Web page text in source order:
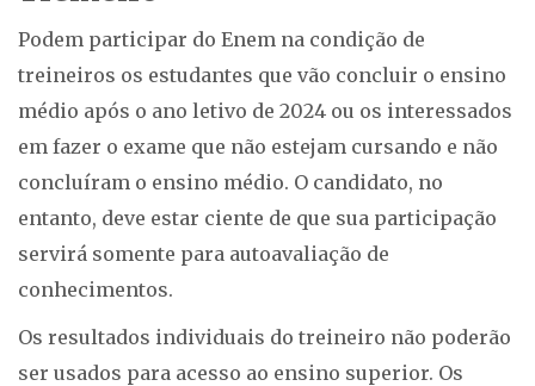
Podem participar do Enem na condição de
treineiros os estudantes que vão concluir o ensino
médio após o ano letivo de 2024 ou os interessados
em fazer o exame que não estejam cursando e não
concluíram o ensino médio. O candidato, no
entanto, deve estar ciente de que sua participação
servirá somente para autoavaliação de
conhecimentos.
Os resultados individuais do treineiro não poderão
ser usados para acesso ao ensino superior. Os